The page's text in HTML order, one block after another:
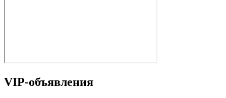
VIP-объявления